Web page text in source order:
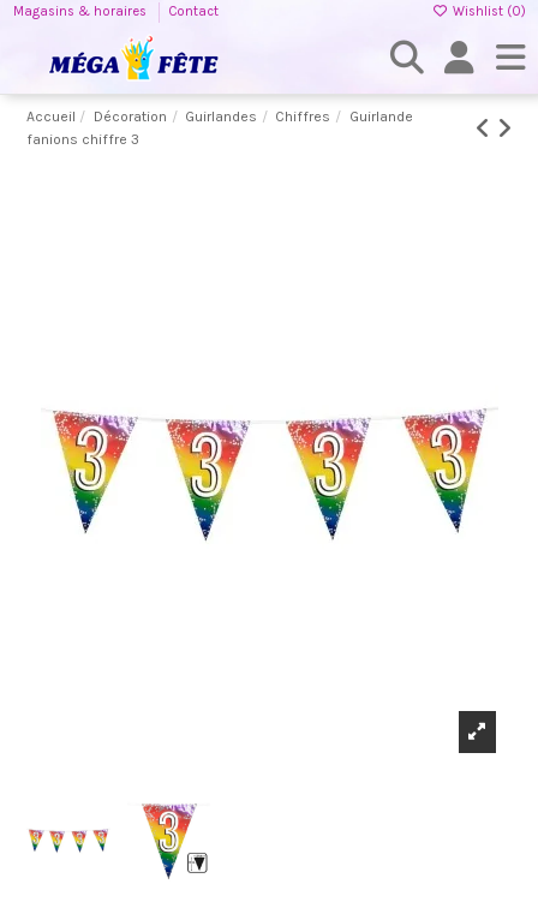
Magasins & horaires Contact Wishlist (0)
Accueil Décoration Guirlandes Chiffres
Guirlande
fanions chiffre 3